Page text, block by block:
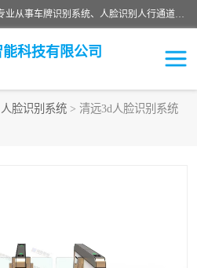
广州百灵智能科技有限公司是一家专业从事车牌识别系统、人脸识别人行通道、安防监控交通设施、停车场智能管理系统、停车场云平台、车牌识别一体机、自动道闸、通道设备、交通设施及交通划线等产品研发、生产和销售的高新技术企业。
科技有限公司
人脸识别系统 > 清远3d人脸识别系统